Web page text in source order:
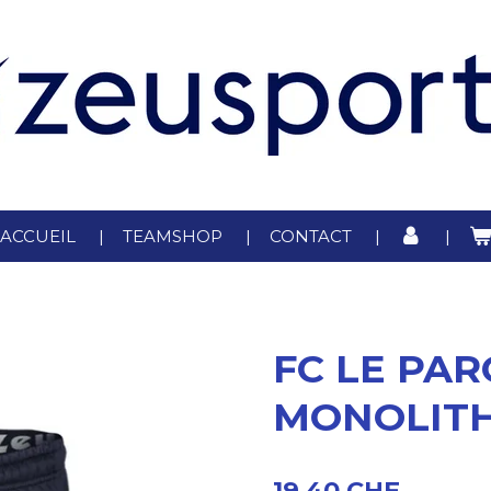
ACCUEIL TEAMSHOP CONTACT
FC LE